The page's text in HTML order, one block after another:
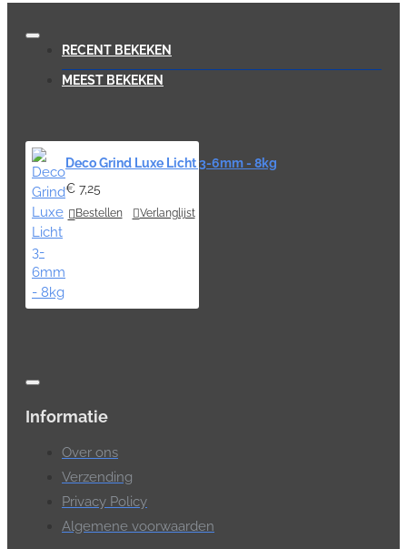
RECENT BEKEKEN
MEEST BEKEKEN
Deco Grind Luxe Licht 3-6mm - 8kg
€ 7,25
Bestellen Verlanglijst
Informatie
Over ons
Verzending
Privacy Policy
Algemene voorwaarden